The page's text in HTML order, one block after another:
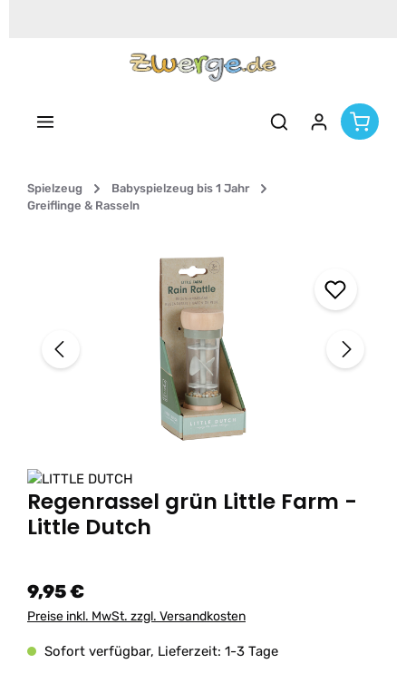
Spielzeug
Babyspielzeug bis 1 Jahr
Greiflinge & Rasseln
Bildergalerie überspringen
Regenrassel grün Little Farm -
Little Dutch
9,95 €
Preise inkl. MwSt. zzgl. Versandkosten
Sofort verfügbar, Lieferzeit: 1-3 Tage